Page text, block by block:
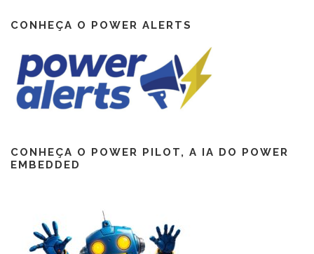
CONHEÇA O POWER ALERTS
CONHEÇA O POWER PILOT, A IA DO POWER
EMBEDDED